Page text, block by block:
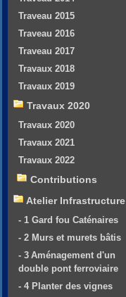
Traveau 2015
Traveau 2016
Traveau 2017
Travaux 2018
Travaux 2019
Travaux 2020
Travaux 2020
Travaux 2021
Travaux 2022
Contributions
Atelier Infrastructure
- 1 Gard fou Caténaires
- 2 Murs et murets bâtis
- 3 Aménagement d'un
double pont ferroviaire
- 4 Planter des vignes